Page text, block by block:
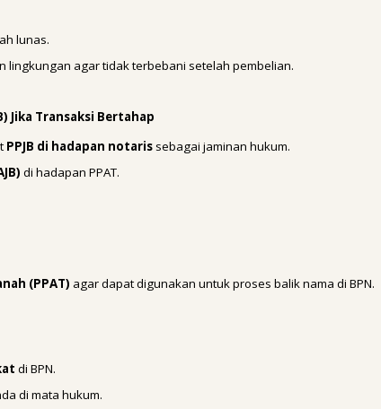
lunas.
lingkungan agar tidak terbebani setelah pembelian.
Jika Transaksi Bertahap
PPJB di hadapan notarissebagai jaminan hukum.
di hadapan PPAT.
(PPAT) agar dapat digunakan untuk proses balik nama di BPN.
di BPN.
di mata hukum.